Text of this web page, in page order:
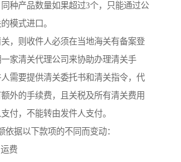
种产品数量如果超过3个，只能通过公
模式进口。
，则收件人必须在当地海关有备案登
家清关代理公司来协助办理清关手
需要提供清关委托书和清关指令，代
外的手续费，且关税及所有清关费用
付，不能转由发件人支付。
依据以下款项的不同而变动：
运费